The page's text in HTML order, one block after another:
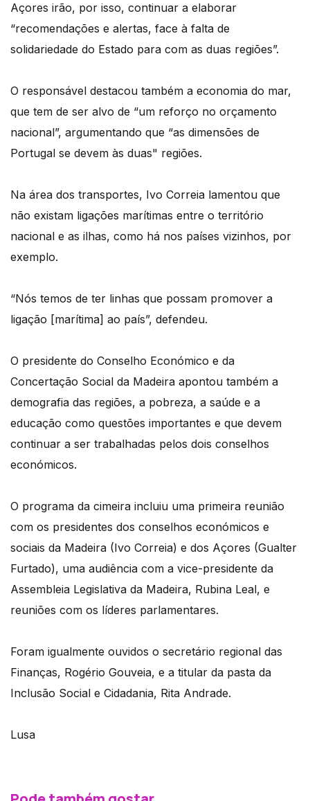
Açores irão, por isso, continuar a elaborar
“recomendações e alertas, face à falta de
solidariedade do Estado para com as duas regiões”.
O responsável destacou também a economia do mar,
que tem de ser alvo de “um reforço no orçamento
nacional”, argumentando que “as dimensões de
Portugal se devem às duas" regiões.
Na área dos transportes, Ivo Correia lamentou que
não existam ligações marítimas entre o território
nacional e as ilhas, como há nos países vizinhos, por
exemplo.
“Nós temos de ter linhas que possam promover a
ligação [marítima] ao país”, defendeu.
O presidente do Conselho Económico e da
Concertação Social da Madeira apontou também a
demografia das regiões, a pobreza, a saúde e a
educação como questões importantes e que devem
continuar a ser trabalhadas pelos dois conselhos
económicos.
O programa da cimeira incluiu uma primeira reunião
com os presidentes dos conselhos económicos e
sociais da Madeira (Ivo Correia) e dos Açores (Gualter
Furtado), uma audiência com a vice-presidente da
Assembleia Legislativa da Madeira, Rubina Leal, e
reuniões com os líderes parlamentares.
Foram igualmente ouvidos o secretário regional das
Finanças, Rogério Gouveia, e a titular da pasta da
Inclusão Social e Cidadania, Rita Andrade.
Lusa